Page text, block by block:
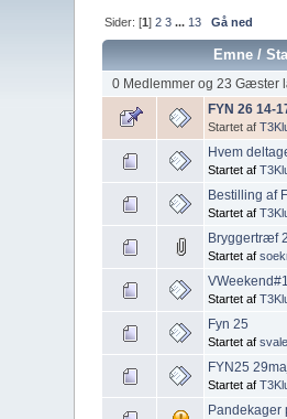
Sider: [1]2 3 ... 13 Gå ned
Emne /
0 Medlemmer og 23 Gæster
FYN 26 14-
Startet af
Hvem
Startet af
Bestilling af
Startet af
Bryggertræf
Startet af
Startet af
Fyn 25
Startet af
FYN25
Startet af
Pandekager